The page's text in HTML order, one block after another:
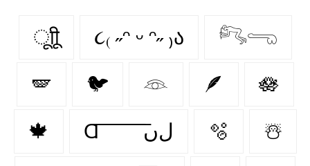
ूाीू ૮₍ ˶ᵔ ᵕ ᵔ˶ ₎ა 𓀐𓂸
🪽 🐦 𓁻 🪶 🪷
🍁 Ɑ͞ ͞ ͞ ͞ ͞ ͞ ͞ ͞ لﮞ 🫧 ☃️